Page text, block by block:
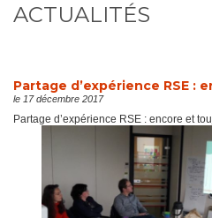
ACTUALITÉS
Partage d’expérience RSE :
le 17 décembre 2017
Partage d’expérience RSE : encore et